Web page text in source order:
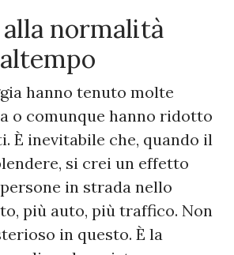
normalità
hanno tenuto molte
o comunque hanno ridotto
È inevitabile che, quando il
si crei un effetto
in strada nello
più auto, più traffico. Non
in questo. È la